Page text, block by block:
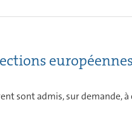
sont admis, sur demande,